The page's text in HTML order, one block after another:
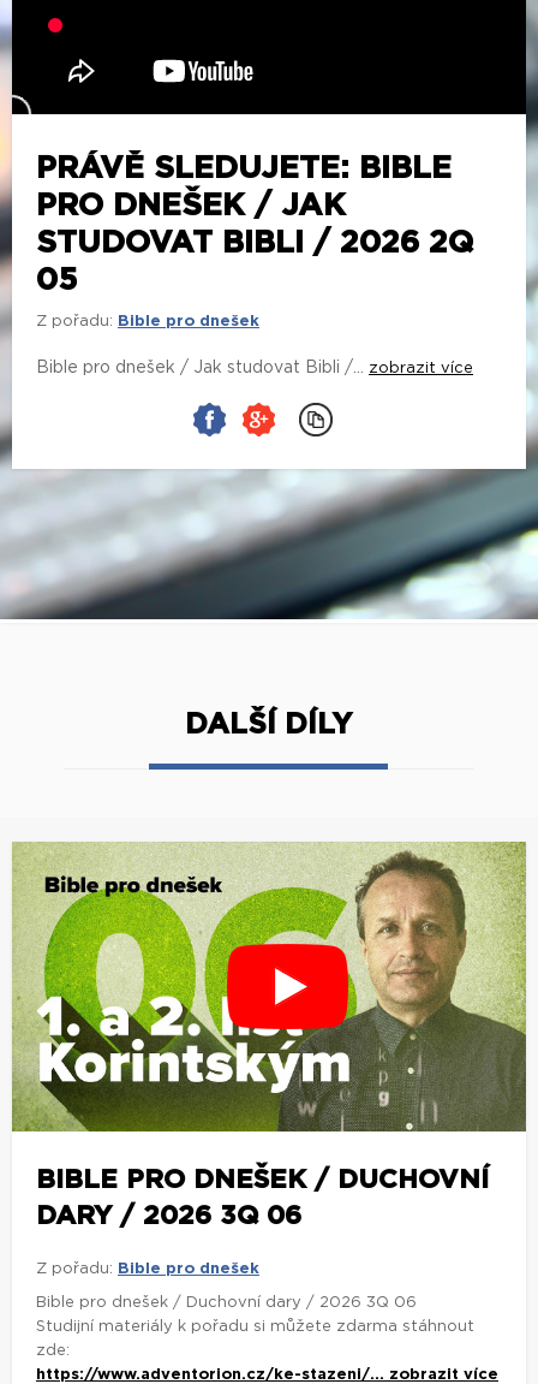
PRÁVĚ SLEDUJETE: BIBLE
PRO DNEŠEK / JAK
STUDOVAT BIBLI / 2026 2Q
05
Z pořadu: Bible pro dnešek
Bible pro dnešek / Jak studovat Bibli /... zobrazit více
DALŠÍ DÍLY
BIBLE PRO DNEŠEK / DUCHOVNÍ
DARY / 2026 3Q 06
Z pořadu: Bible pro dnešek
Bible pro dnešek / Duchovní dary / 2026 3Q 06
Studijní materiály k pořadu si můžete zdarma stáhnout
zde:
https://www.adventorion.cz/ke-stazeni/... zobrazit více